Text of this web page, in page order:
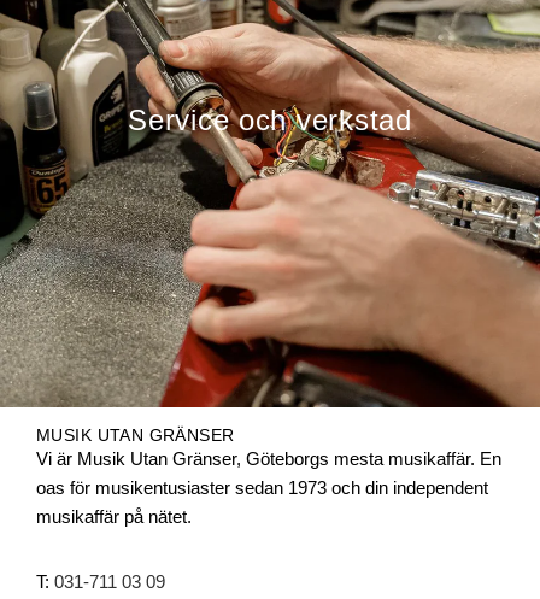
Service och verkstad
MUSIK UTAN GRÄNSER
Vi är Musik Utan Gränser, Göteborgs mesta musikaffär. En
oas för musikentusiaster sedan 1973 och din independent
musikaffär på nätet.
T: 031-711 03 09